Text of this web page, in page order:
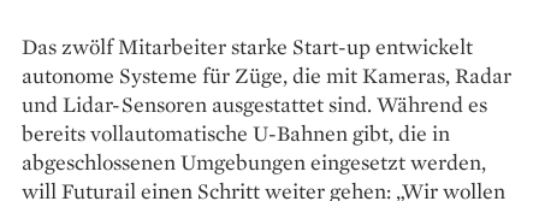
Das zwölf Mitarbeiter starke Start-up entwickelt
autonome Systeme für Züge, die mit Kameras, Radar
und Lidar-Sensoren ausgestattet sind. Während es
bereits vollautomatische U-Bahnen gibt, die in
abgeschlossenen Umgebungen eingesetzt werden,
will Futurail einen Schritt weiter gehen: „Wir wollen